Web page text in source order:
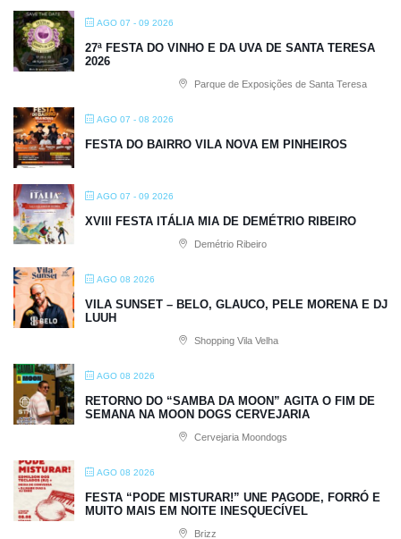
AGO 07 - 09 2026
27ª FESTA DO VINHO E DA UVA DE SANTA TERESA
2026
Parque de Exposições de Santa Teresa
AGO 07 - 08 2026
FESTA DO BAIRRO VILA NOVA EM PINHEIROS
AGO 07 - 09 2026
XVIII FESTA ITÁLIA MIA DE DEMÉTRIO RIBEIRO
Demétrio Ribeiro
AGO 08 2026
VILA SUNSET – BELO, GLAUCO, PELE MORENA E DJ
LUUH
Shopping Vila Velha
AGO 08 2026
RETORNO DO “SAMBA DA MOON” AGITA O FIM DE
SEMANA NA MOON DOGS CERVEJARIA
Cervejaria Moondogs
AGO 08 2026
FESTA “PODE MISTURAR!” UNE PAGODE, FORRÓ E
MUITO MAIS EM NOITE INESQUECÍVEL
Brizz